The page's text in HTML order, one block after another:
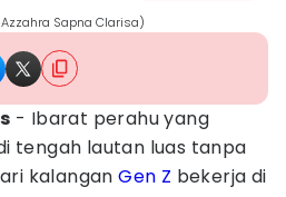
Sapna Clarisa)
- Ibarat perahu yang
tengah lautan luas tanpa
kalanganGen Z bekerja di